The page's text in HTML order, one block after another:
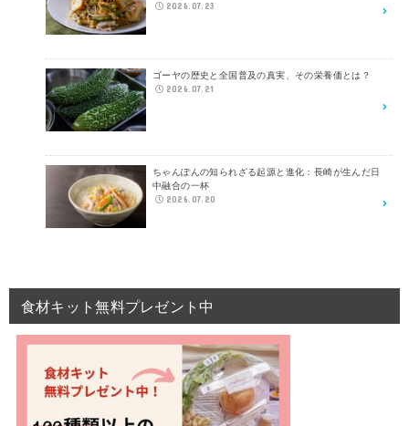
2026.07.23
ゴーヤの歴史と全国普及の真実、その栄養価とは？
2026.07.21
ちゃんぽんの知られざる起源と進化：長崎が生んだ日
中融合の一杯
2026.07.20
食材キット無料プレゼント中